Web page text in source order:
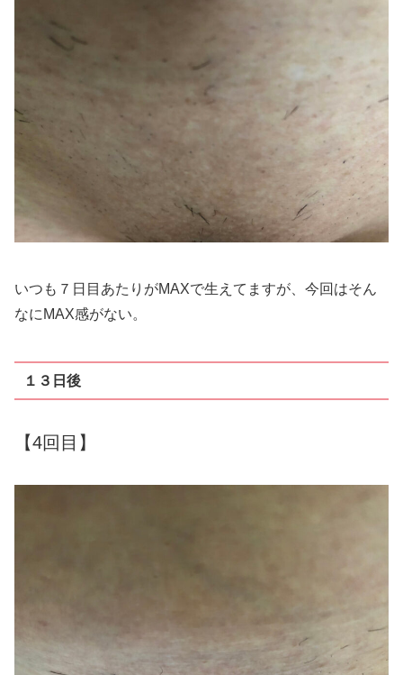
いつも７日目あたりがMAXで生えてますが、今回はそん
なにMAX感がない。
１３日後
【4回目】